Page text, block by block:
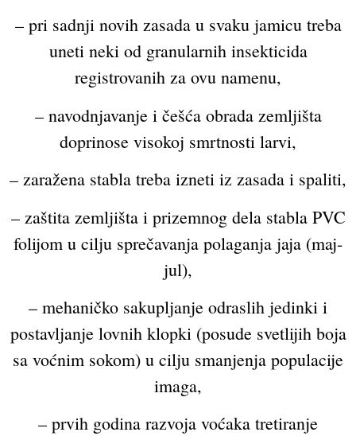
– pri sadnji novih zasada u svaku jamicu treba
uneti neki od granularnih insekticida
registrovanih za ovu namenu,
– navodnjavanje i češća obrada zemljišta
doprinose visokoj smrtnosti larvi,
– zaražena stabla treba izneti iz zasada i spaliti,
– zaštita zemljišta i prizemnog dela stabla PVC
folijom u cilju sprečavanja polaganja jaja (maj-
jul),
– mehaničko sakupljanje odraslih jedinki i
postavljanje lovnih klopki (posude svetlijih boja
sa voćnim sokom) u cilju smanjenja populacije
imaga,
– prvih godina razvoja voćaka tretiranje